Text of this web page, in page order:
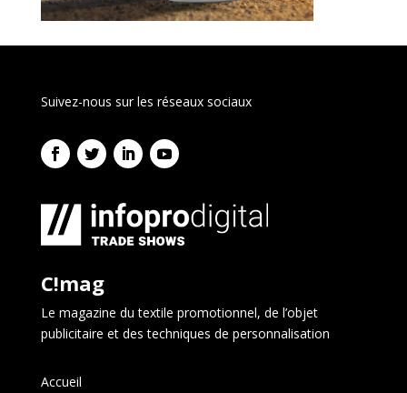
Suivez-nous sur les réseaux sociaux
C!mag
Le magazine du textile promotionnel, de l’objet
publicitaire et des techniques de personnalisation
Accueil